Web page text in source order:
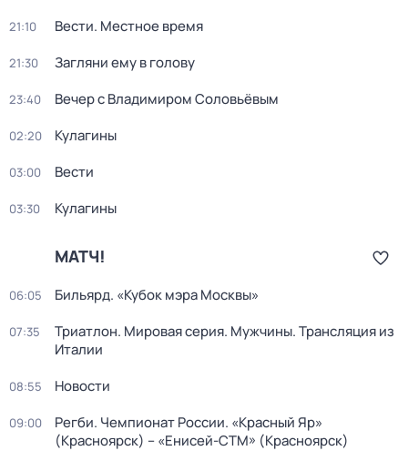
21:10 Вести. Местное время
21:30 Загляни ему в голову
23:40 Вечер с Владимиром Соловьёвым
02:20 Кулагины
03:00 Вести
03:30 Кулагины
МАТЧ!
06:05 Бильярд. «Кубок мэра Москвы»
07:35
Триатлон. Мировая серия. Мужчины. Трансляция из
Италии
08:55 Новости
09:00
Регби. Чемпионат России. «Красный Яр»
(Красноярск) – «Енисей-СТМ» (Красноярск)